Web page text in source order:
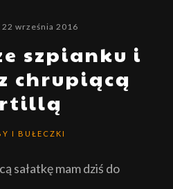
września 2016
szpianku i
chrupiącą
I BUŁECZKI
sałatkę mam dziś do